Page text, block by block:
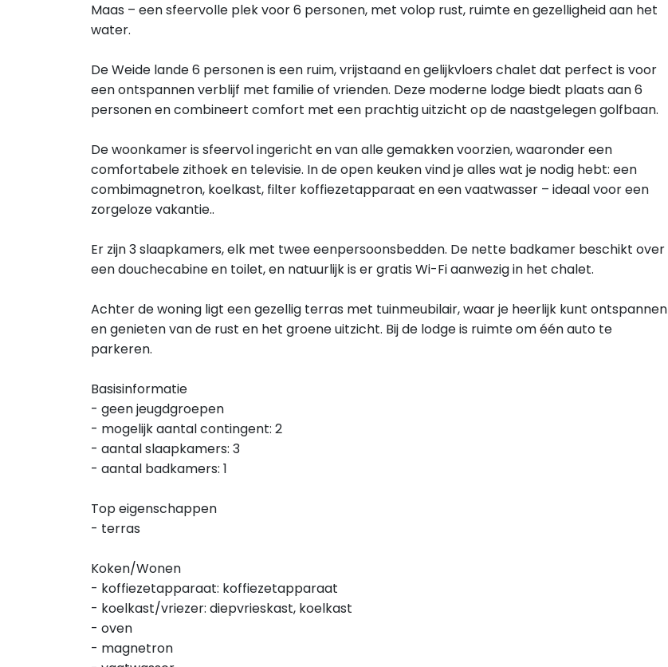
Maas – een sfeervolle plek voor 6 personen, met volop rust, ruimte en gezelligheid aan het
water.
De Weide lande 6 personen is een ruim, vrijstaand en gelijkvloers chalet dat perfect is voor
een ontspannen verblijf met familie of vrienden. Deze moderne lodge biedt plaats aan 6
personen en combineert comfort met een prachtig uitzicht op de naastgelegen golfbaan.
De woonkamer is sfeervol ingericht en van alle gemakken voorzien, waaronder een
comfortabele zithoek en televisie. In de open keuken vind je alles wat je nodig hebt: een
combimagnetron, koelkast, filter koffiezetapparaat en een vaatwasser – ideaal voor een
zorgeloze vakantie..
Er zijn 3 slaapkamers, elk met twee eenpersoonsbedden. De nette badkamer beschikt over
een douchecabine en toilet, en natuurlijk is er gratis Wi-Fi aanwezig in het chalet.
Achter de woning ligt een gezellig terras met tuinmeubilair, waar je heerlijk kunt ontspannen
en genieten van de rust en het groene uitzicht. Bij de lodge is ruimte om één auto te
parkeren.
Basisinformatie
- geen jeugdgroepen
- mogelijk aantal contingent: 2
- aantal slaapkamers: 3
- aantal badkamers: 1
Top eigenschappen
- terras
Koken/Wonen
- koffiezetapparaat: koffiezetapparaat
- koelkast/vriezer: diepvrieskast, koelkast
- oven
- magnetron